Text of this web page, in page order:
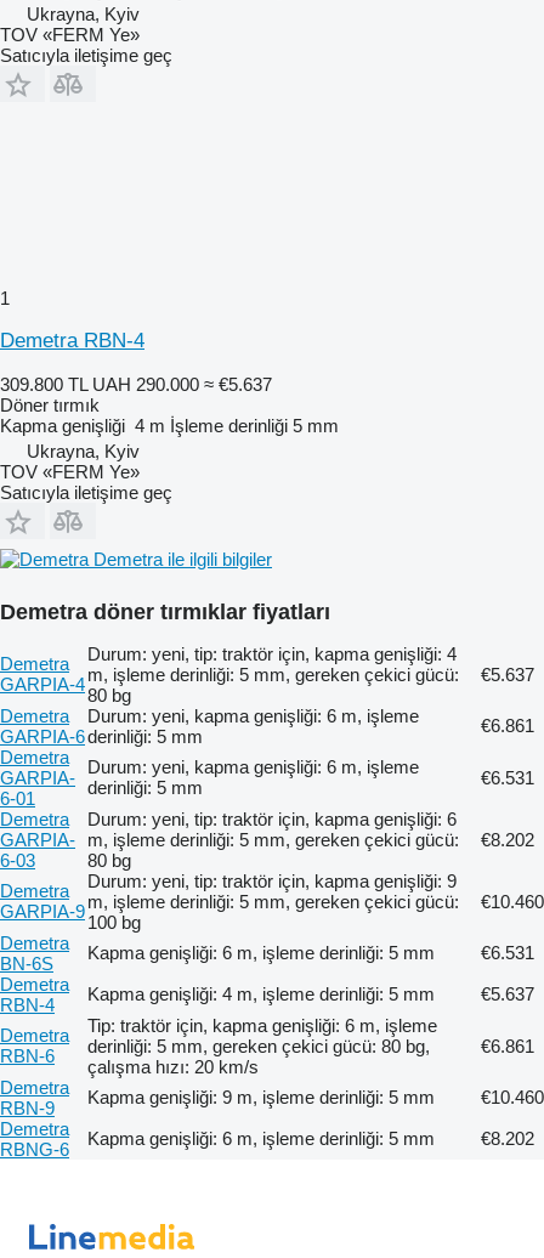
Ukrayna, Kyiv
TOV «FERM Ye»
Satıcıyla iletişime geç
1
Demetra RBN-4
309.800 TL UAH 290.000 ≈ €5.637
Döner tırmık
Kapma genişliği 4 m İşleme derinliği 5 mm
Ukrayna, Kyiv
TOV «FERM Ye»
Satıcıyla iletişime geç
Demetra ile ilgili bilgiler
Demetra döner tırmıklar fiyatları
Demetra
GARPIA-4
Durum: yeni, tip: traktör için, kapma genişliği: 4
m, işleme derinliği: 5 mm, gereken çekici gücü:
80 bg
€5.637
Demetra
GARPIA-6
Durum: yeni, kapma genişliği: 6 m, işleme
derinliği: 5 mm
€6.861
Demetra
GARPIA-
6-01
Durum: yeni, kapma genişliği: 6 m, işleme
derinliği: 5 mm
€6.531
Demetra
GARPIA-
6-03
Durum: yeni, tip: traktör için, kapma genişliği: 6
m, işleme derinliği: 5 mm, gereken çekici gücü:
80 bg
€8.202
Demetra
GARPIA-9
Durum: yeni, tip: traktör için, kapma genişliği: 9
m, işleme derinliği: 5 mm, gereken çekici gücü:
100 bg
€10.460
Demetra
BN-6S
Kapma genişliği: 6 m, işleme derinliği: 5 mm
€6.531
Demetra
RBN-4
Kapma genişliği: 4 m, işleme derinliği: 5 mm
€5.637
Demetra
RBN-6
Tip: traktör için, kapma genişliği: 6 m, işleme
derinliği: 5 mm, gereken çekici gücü: 80 bg,
çalışma hızı: 20 km/s
€6.861
Demetra
RBN-9
Kapma genişliği: 9 m, işleme derinliği: 5 mm
€10.460
Demetra
RBNG-6
Kapma genişliği: 6 m, işleme derinliği: 5 mm €8.202